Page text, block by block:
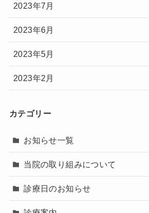
2023年7月
2023年6月
2023年5月
2023年2月
カテゴリー
お知らせ一覧
当院の取り組みについて
診療日のお知らせ